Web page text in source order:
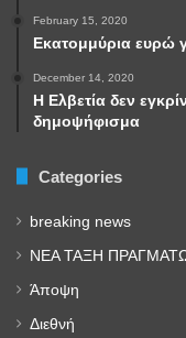
February 15, 2020
Εκατομμύρια ευρώ
December 14, 2020
Η Ελβετία δεν
δημοψήφισμα
Categories
breaking news
NEA TAΞΗ
Άποψη
Διεθνή